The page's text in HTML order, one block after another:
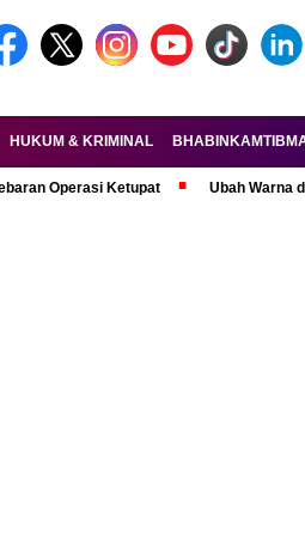
HUKUM & KRIMINAL
Ketupat Ubah Warna dan